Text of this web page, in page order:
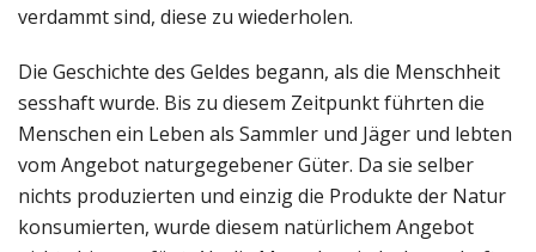
verdammt sind, diese zu wiederholen.
Die Geschichte des Geldes begann, als die Menschheit
sesshaft wurde. Bis zu diesem Zeitpunkt führten die
Menschen ein Leben als Sammler und Jäger und lebten
vom Angebot naturgegebener Güter. Da sie selber
nichts produzierten und einzig die Produkte der Natur
konsumierten, wurde diesem natürlichem Angebot